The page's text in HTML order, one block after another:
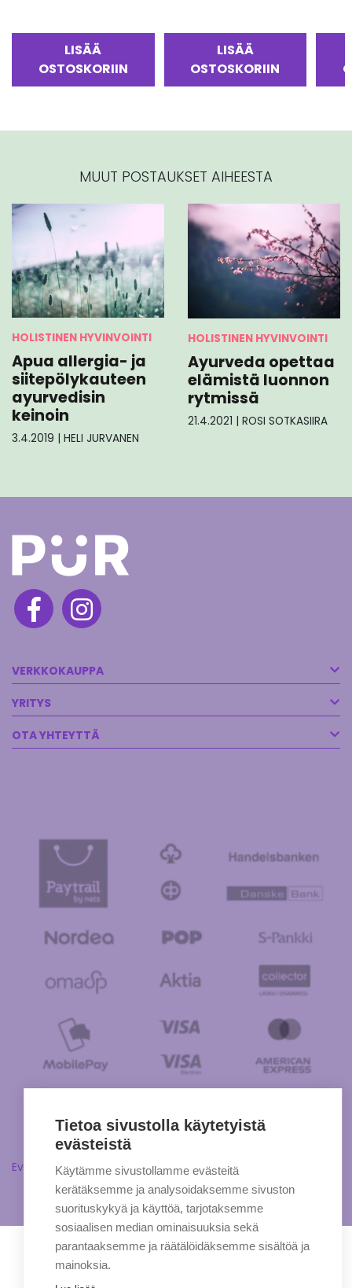
LISÄÄ
OSTOSKORIIN
LISÄÄ
OSTOSKORIIN
MUUT POSTAUKSET AIHEESTA
HOLISTINEN HYVINVOINTI
Apua allergia- ja
siitepölykauteen
ayurvedisin
keinoin
3.4.2019 HELI JURVANEN
HOLISTINEN HYVINVOINTI
Ayurveda opettaa
elämistä luonnon
rytmissä
21.4.2021 | ROSI SOTKASIIRA
VERKKOKAUPPA
YRITYS
OTA YHTEYTTÄ
Evästeasetukset
Tietoa sivustolla käytetyistä
evästeistä
Käytämme sivustollamme evästeitä
kerätäksemme ja analysoidaksemme sivuston
suorituskykyä ja käyttöä, tarjotaksemme
sosiaalisen median ominaisuuksia sekä
parantaaksemme ja räätälöidäksemme sisältöä ja
mainoksia.